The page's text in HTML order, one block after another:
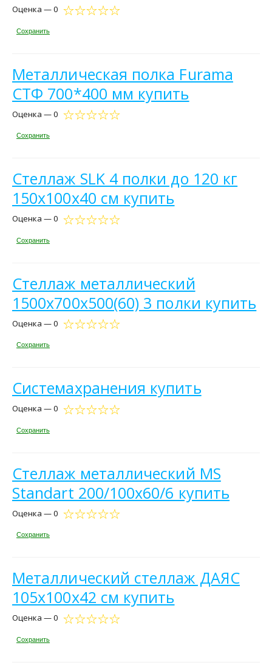
Оценка — 0
Сохранить
Металлическая полка Furama
СТФ 700*400 мм купить
Оценка — 0
Сохранить
Стеллаж SLK 4 полки до 120 кг
150х100х40 см купить
Оценка — 0
Сохранить
Стеллаж металлический
1500х700х500(60) 3 полки купить
Оценка — 0
Сохранить
Системахранения купить
Оценка — 0
Сохранить
Стеллаж металлический MS
Standart 200/100x60/6 купить
Оценка — 0
Сохранить
Металлический стеллаж ДАЯС
105х100х42 см купить
Оценка — 0
Сохранить